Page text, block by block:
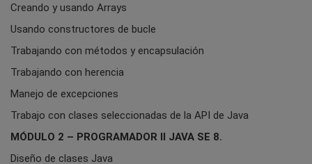
Creando y usando Arrays
Usando constructores de bucle
Trabajando con métodos y encapsulación
Trabajando con herencia
Manejo de excepciones
Trabajo con clases seleccionadas de la API de Java
MÓDULO 2 – PROGRAMADOR II JAVA SE 8.
Diseño de clases Java